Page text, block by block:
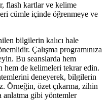
flash kartlar ve kelime
cümle içinde öğrenmeye ve
bilgilerin kalıcı hale
Çalışma programınıza
Bu seanslarda hem
hem de kelimeleri tekrar edin.
deneyerek, bilgilerin
Örneğin, özet çıkarma, zihin
anlatma gibi yöntemler